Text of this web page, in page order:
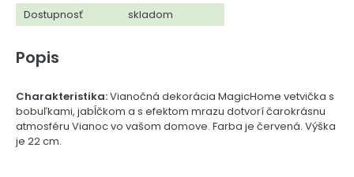
Dostupnosť
skladom
Popis
Charakteristika:Vianočná dekorácia MagicHome vetvička s
bobuľkami, jabĺčkom a s efektom mrazu dotvorí čarokrásnu
atmosféru Vianoc vo vašom domove. Farba je červená. Výška
je 22 cm.